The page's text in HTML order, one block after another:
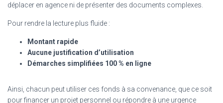
déplacer en agence ni de présenter des documents complexes.
Pour rendre la lecture plus fluide :
Montant rapide
Aucune justification d’utilisation
Démarches simplifiées 100 % en ligne
Ainsi, chacun peut utiliser ces fonds à sa convenance, que ce soit
pour financer un projet personnel ou répondre à une urgence